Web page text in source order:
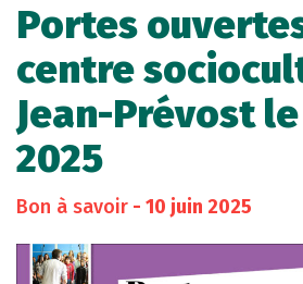
Portes
centre
Jean-Prévost
2025
Bon à savoir - 10 juin 2025